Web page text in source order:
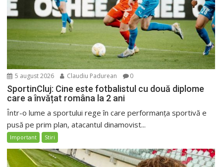
5 august 2026 Claudiu Padurean 0
SportinCluj: Cine este fotbalistul cu două diplome
care a învățat româna la 2 ani
Într-o lume a sportului rege în care performanța sportivă e
pusă pe prim plan, atacantul dinamovist...
Important Stiri